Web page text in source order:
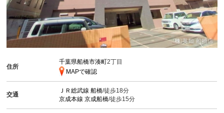
住所
千葉県船橋市湊町2丁目
MAPで確認
交通
ＪＲ総武線船橋/徒歩18分
京成本線京成船橋/徒歩15分